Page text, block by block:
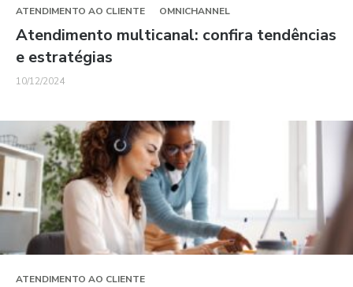
ATENDIMENTO AO CLIENTE OMNICHANNEL
Atendimento multicanal: confira tendências
e estratégias
10/12/2024
ATENDIMENTO AO CLIENTE